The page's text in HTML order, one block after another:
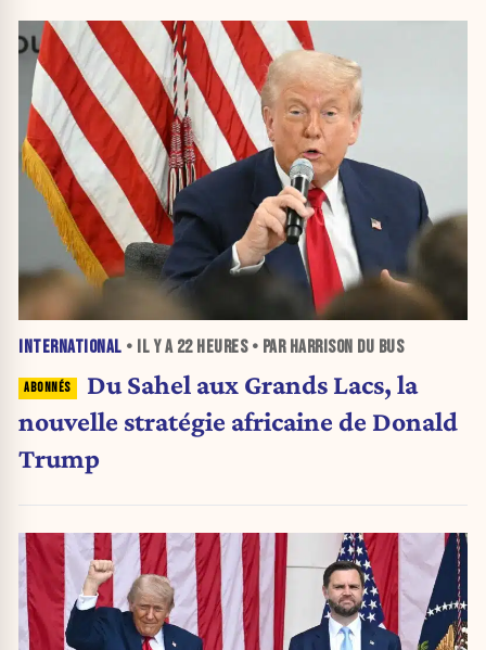
INTERNATIONAL • IL Y A 22 HEURES• PAR HARRISON DU BUS
Du Sahel aux Grands Lacs, la
nouvelle stratégie africaine de Donald
Trump